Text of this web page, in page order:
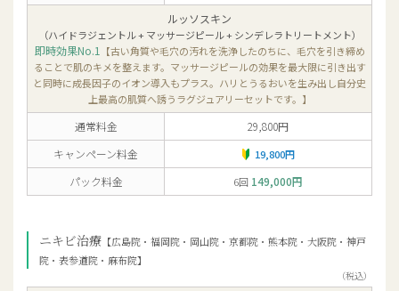
ルッソスキン
（ハイドラジェントル + マッサージピール + シンデレラトリートメント）
即時効果No.1
【古い角質や毛穴の汚れを洗浄したのちに、毛穴を引き締め
ることで肌のキメを整えます。マッサージピールの効果を最大限に引き出す
と同時に成長因子のイオン導入もプラス。ハリとうるおいを生み出し自分史
上最高の肌質へ誘うラグジュアリーセットです。】
通常料金
29,800円
キャンペーン料金
19,800円
パック料金 6回 149,000円
ニキビ治療 【広島院・福岡院・岡山院・京都院・熊本院・大阪院・神戸
院・表参道院・麻布院】
（税込）